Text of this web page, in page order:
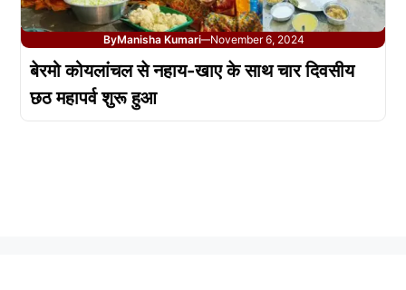
ByManisha Kumari—November 6, 2024
बेरमो कोयलांचल से नहाय-खाए के साथ चार दिवसीय
छठ महापर्व शुरू हुआ